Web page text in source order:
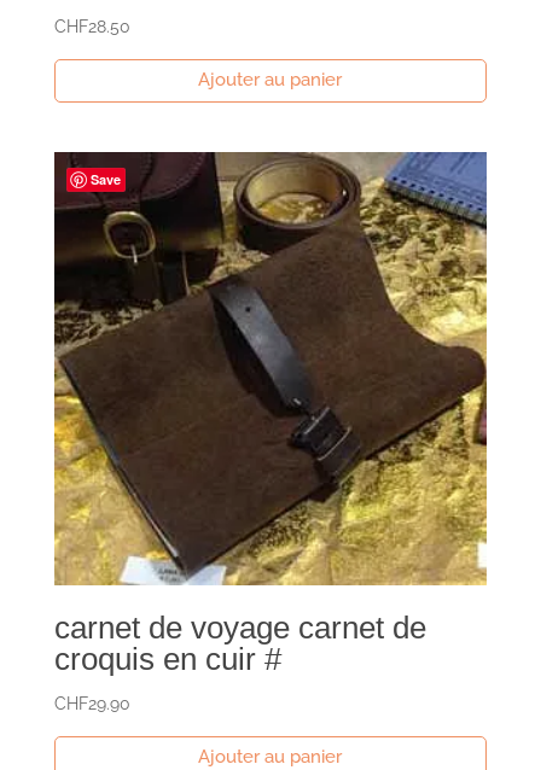
CHF28.50
Ajouter au panier
Save
carnet de voyage carnet de
croquis en cuir #
CHF29.90
Ajouter au panier